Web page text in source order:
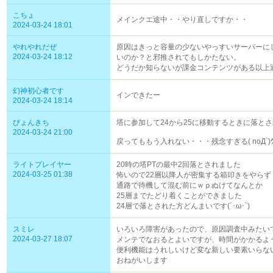
こちょ
2024-03-24 18:01
メインクエ途中・・やり直しですか・・
やれやれだぜ
2024-03-24 18:12
原因はきっと容量の少ないやっすいサーバー
いのか？と邪推されてもしかたない。
どうだか知らないが課金コンテンツがある以
幻神初心者です
2024-03-24 18:14
インできたー
ぴょんきち
2024-03-24 21:00
塔に参加して24から25に移動するときに落と
戻ってももう入れない・・・残念すぎる( noД`)
ライトプレイヤー
2024-03-25 01:38
20時の塔PTの最中2回落とされました
怖いので22層以降人が密集する箱叩きをやらず
通路で待機して混む前にｗｐぬけてなんとか
25層までたどり着くことができました
24層で落とされた方どんまいです(´･ω･`)
スミレ
2024-03-27 18:07
いろいろ障害があったので、原因調査中みたい
メンテでなおるとよいですが、時間がかかるよ
便利機能はうれしいけど変な新しい要素いら
おねがいします